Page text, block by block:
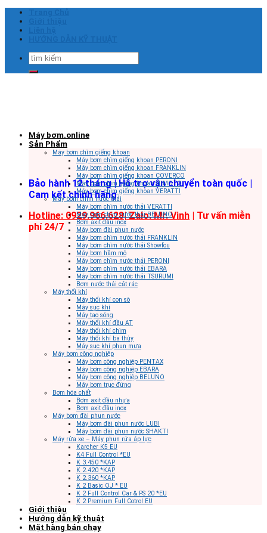
Skip
content
Tìm
kiếm:
Bảo hành 12 tháng | Hỗ trợ vận chuyển toàn quốc |
Cam kết chính hãng
Hotline: 0929.966.628|Zalo: Mr. Vinh | Tư vấn miễn
phí 24/7
Máy bơm.online
Sản Phẩm
Máy bơm chìm giếng khoan
Máy bơm chìm giếng khoan PERONI
Máy bơm chìm giếng khoan FRANKLIN
Máy bơm chìm giếng khoan COVERCO
Máy bơm chìm giếng khoan SUMOTO
Máy bơm chìm giếng khoan VERATTI
Máy bơm chìm nước thải
Máy bơm chìm nước thải VERATTI
Máy bơm chìm nước thải BELUNO
Bơm axit đầu inox
Máy bơm đài phun nước
Máy bơm chìm nước thải FRANKLIN
Máy bơm chìm nước thải Showfou
Máy bơm hầm mỏ
Máy bơm chìm nước thải PERONI
Máy bơm chìm nước thải EBARA
Máy bơm chìm nước thải TSURUMI
Bơm nước thải cắt rác
Máy thổi khí
Máy thổi khí con sò
Máy sục khí
Máy tạo sóng
Máy thổi khí đầu AT
Máy thổi khí chìm
Máy thổi khí ba thùy
Máy sục khí phun mưa
Máy bơm công nghiệp
Máy bơm công nghiệp PENTAX
Máy bơm công nghiệp EBARA
Máy bơm công nghiệp BELUNO
Máy bơm trục đứng
Bơm hóa chất
Bơm axit đầu nhựa
Bơm axit đầu inox
Máy bơm đài phun nước
Máy bơm đài phun nước LUBI
Máy bơm đài phun nước SHAKTI
Máy rửa xe – Máy phun rửa áp lực
Karcher K5 EU
K4 Full Control *EU
K 3.450 *KAP
K 2.420 *KAP
K 2.360 *KAP
K 2 Basic OJ * EU
K 2 Full Control Car & PS 20 *EU
K 2 Premium Full Cotrol EU
Giới thiệu
Hướng dẫn kỹ thuật
Mặt hàng bán chạy